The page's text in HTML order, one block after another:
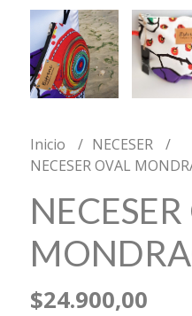
Inicio
NECESER
NECESER OVAL
$24.900,00